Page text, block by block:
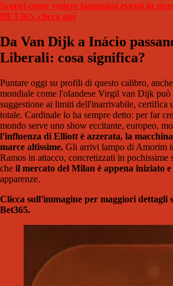
Scopri come vedere tantissimi eventi in
BET365, clicca qui
Da Van Dijk a Inácio
Liberali: cosa significa?
Puntare oggi su profili di questo calibro,
mondiale come l'olandese Virgil van Dijk può
suggestione ai limiti dell'inarrivabile, certifica
totale. Cardinale lo ha sempre detto: per far
mondo serve uno show eccitante, europeo,
l'influenza di Elliott è azzerata, la
marce altissime. Gli arrivi lampo di Amorim
Ramos in attacco, concretizzati in pochissime
che il mercato del Milan è appena iniziato
apparenze.
Clicca sull'immagine per maggiori dettagli
Bet365.